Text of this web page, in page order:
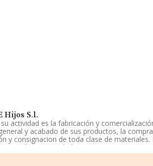
Hijos S.l.
actividad es la fabricación y
y acabado de sus productos, la
y consignacion de toda clase de materiales.
Su actividad CNAE es '%cnae%' con
en mercados exteriores.